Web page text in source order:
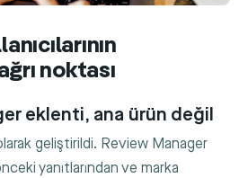
noktası
eklenti, ana ürün değil
geliştirildi. Review Manager
yanıtlarından ve marka